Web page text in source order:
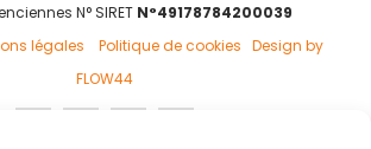
N° SIRET N°49178784200039
légales Politique de cookies Design by
FLOW44